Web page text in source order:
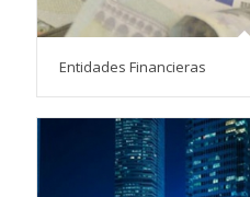
Entidades Financieras